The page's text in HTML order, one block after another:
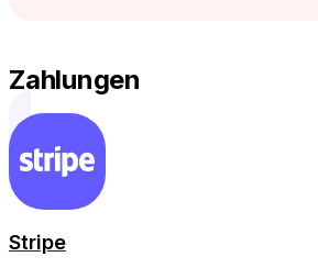
Zahlungen
Stripe